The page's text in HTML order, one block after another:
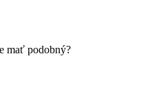
mať podobný?